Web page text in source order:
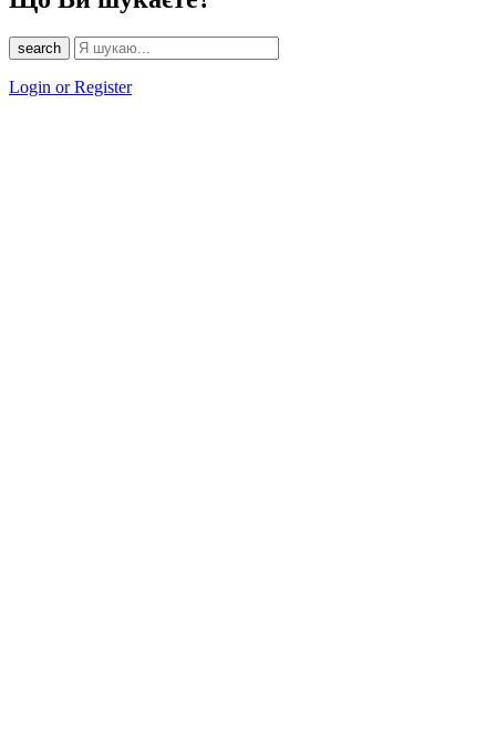
search
Login or Register